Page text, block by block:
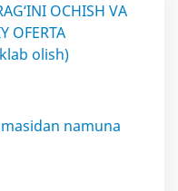
OCHISH VA
OFERTA
olish)
namuna